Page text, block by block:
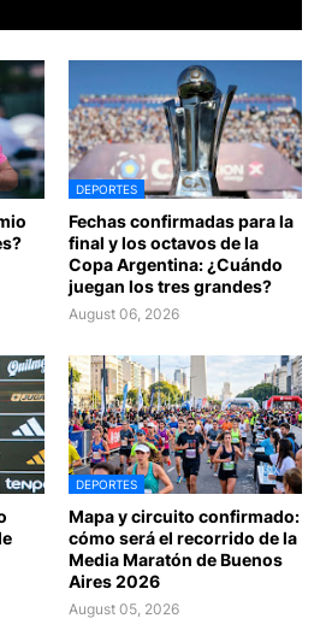
DEPORTES
Fechas confirmadas para la
final y los octavos de la
Copa Argentina: ¿Cuándo
juegan los tres grandes?
August 06, 2026
DEPORTES
Mapa y circuito confirmado:
cómo será el recorrido de la
Media Maratón de Buenos
Aires 2026
August 05, 2026